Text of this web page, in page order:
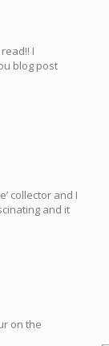
I
blog post
collector and I
and it
on the